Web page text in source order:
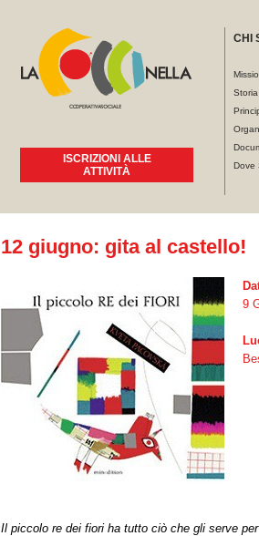
ISCRIZIONI ALLE
ATTIVITÀ
CHI
Storia
Dove
Tu sei qui
12 giugno: gita al castello!
9
Il piccolo re dei fiori ha tutto ciò che gli serve